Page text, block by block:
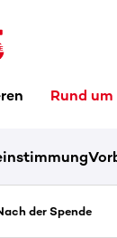
Rund
der Spende